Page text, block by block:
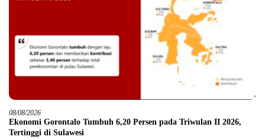
08/08/2026
Ekonomi Gorontalo Tumbuh 6,20 Persen pada Triwulan II 2026,
Tertinggi di Sulawesi